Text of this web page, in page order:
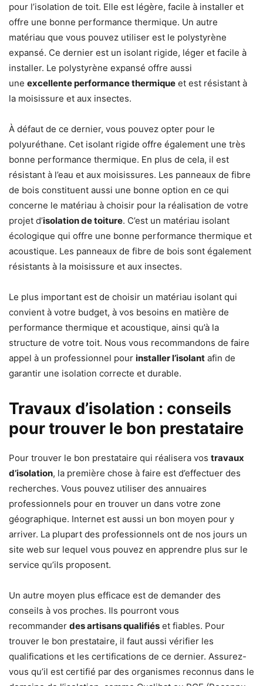
pour l’isolation de toit. Elle est légère, facile à installer et
offre une bonne performance thermique. Un autre
matériau que vous pouvez utiliser est le polystyrène
expansé. Ce dernier est un isolant rigide, léger et facile à
installer. Le polystyrène expansé offre aussi
une excellente performance thermique et est résistant à
la moisissure et aux insectes.
À défaut de ce dernier, vous pouvez opter pour le
polyuréthane. Cet isolant rigide offre également une très
bonne performance thermique. En plus de cela, il est
résistant à l’eau et aux moisissures. Les panneaux de fibre
de bois constituent aussi une bonne option en ce qui
concerne le matériau à choisir pour la réalisation de votre
projet d’isolation de toiture. C’est un matériau isolant
écologique qui offre une bonne performance thermique et
acoustique. Les panneaux de fibre de bois sont également
résistants à la moisissure et aux insectes.
Le plus important est de choisir un matériau isolant qui
convient à votre budget, à vos besoins en matière de
performance thermique et acoustique, ainsi qu’à la
structure de votre toit. Nous vous recommandons de faire
appel à un professionnel pour installer l’isolant afin de
garantir une isolation correcte et durable.
Travaux d’isolation : conseils
pour trouver le bon prestataire
Pour trouver le bon prestataire qui réalisera vos travaux
d’isolation, la première chose à faire est d’effectuer des
recherches. Vous pouvez utiliser des annuaires
professionnels pour en trouver un dans votre zone
géographique. Internet est aussi un bon moyen pour y
arriver. La plupart des professionnels ont de nos jours un
site web sur lequel vous pouvez en apprendre plus sur le
service qu’ils proposent.
Un autre moyen plus efficace est de demander des
conseils à vos proches. Ils pourront vous
recommander des artisans qualifiés et fiables. Pour
trouver le bon prestataire, il faut aussi vérifier les
qualifications et les certifications de ce dernier. Assurez-
vous qu’il est certifié par des organismes reconnus dans le